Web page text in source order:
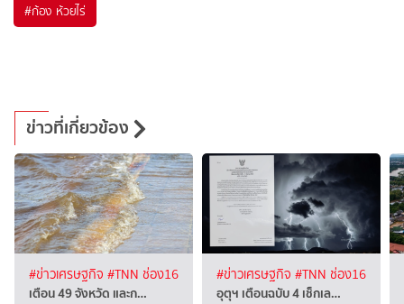
#ก้อง ห้วยไร่
ข่าวที่เกี่ยวข้อง
#ข่าวเศรษฐกิจ #TNN ช่อง16
เตือน 49 จังหวัด และก…
#ข่าวเศรษฐกิจ #TNN ช่อง16
อุตุฯ เตือนฉบับ 4 เช็กเล…